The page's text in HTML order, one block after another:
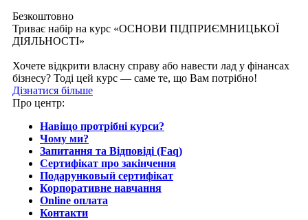
Безкоштовно
Триває набір на курс «ОСНОВИ ПІДПРИЄМНИЦЬКОЇ
ДІЯЛЬНОСТІ»
Хочете відкрити власну справу або навести лад у фінансах
бізнесу? Тоді цей курс — саме те, що Вам потрібно!
Дізнатися більше
Про центр:
Навіщо протрібні курси?
Чому ми?
Запитання та Відповіді (Faq)
Сертифікат про закінчення
Подарунковый сертифікат
Корпоративне навчання
Online оплата
Контакти